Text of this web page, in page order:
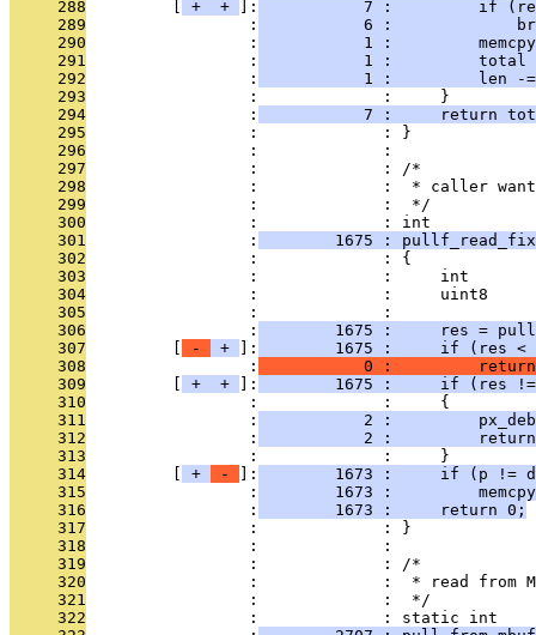
     288
+ + ]:
7 :         if
     289
                 :
6 :
     290
                 :
1 :
     291
                 :
1 :         total
     292
                 :
1 :         len -
     293
                 :             :     }
     294
                 :
7 :     return
     295
                 :             : }
     296
                 :             :
     297
                 :             : /*
     298
:             :  * caller
     299
                 :             :  */
     300
                 :             : int
     301
                 :
1675 :
     302
                 :             : {
     303
:             :     int
     304
:             :     uint8
     305
                 :             :
     306
                 :
1675 :     res =
     307
- + ]:
1675 :     if (res <
     308
                 :
0 :
     309
+ + ]:
1675 :     if (res
     310
                 :             :     {
     311
                 :
2 :
     312
                 :
2 :
     313
                 :             :     }
     314
+ - ]:
1673 :     if (p !=
     315
                 :
1673 :
     316
                 :
        1673 :     return 0;
     317
                 :             : }
     318
                 :             :
     319
                 :             : /*
     320
:             :  * read from
     321
                 :             :  */
     322
                 :             : static int